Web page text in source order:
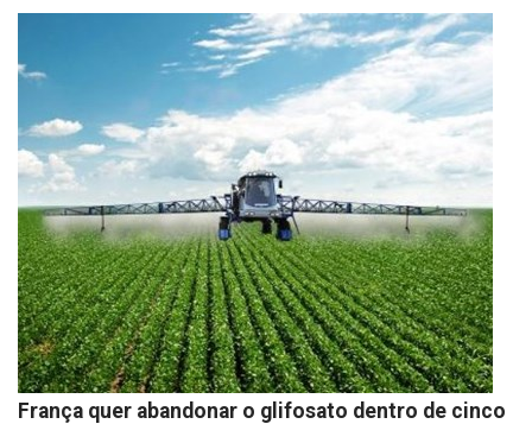
França quer abandonar o glifosato dentro de cinco